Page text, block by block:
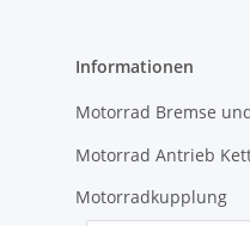
Informationen
Motorrad Bremse
Motorrad Antrieb
Motorradkupplung